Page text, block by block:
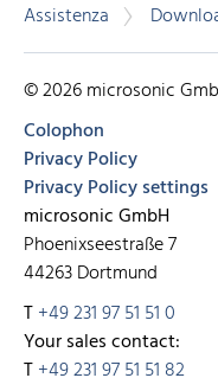
Assistenza
© 2026 microsonic
Colophon
Privacy Policy
Privacy Policy settings
microsonic GmbH
Phoenixseestraße 7
44263 Dortmund
T+49 231 97 51 51 0
Your sales contact:
T+49 231 97 51 51 82